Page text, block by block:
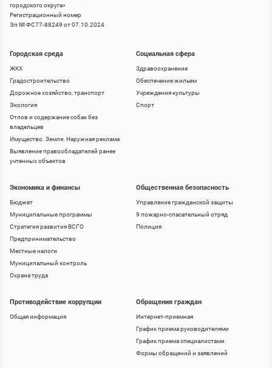
городского округа»
Регистрационный номер
Эл № ФС77-88249 от 07.10.2024
Городская среда
ЖКХ
Градостроительство
Дорожное хозяйство, транспорт
Экология
Отлов и содержание собак без
владельцев
Имущество. Земля. Наружная реклама
Выявление правообладателей ранее
учтенных объектов
Социальная сфера
Здравоохранение
Обеспечение жильем
Учреждения культуры
Спорт
Экономика и финансы
Бюджет
Муниципальные программы
Стратегия развития ВСГО
Предпринимательство
Местные налоги
Муниципальный контроль
Охрана труда
Общественная безопасность
Управление гражданской защиты
9 пожарно-спасательный отряд
Полиция
Противодействие коррупции
Общая информация
Обращения граждан
Интернет-приемная
График приема руководителями
График приема специалистами
Формы обращений и заявлений